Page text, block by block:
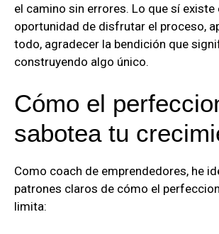
el camino sin errores. Lo que sí existe
oportunidad de disfrutar el proceso,
todo, agradecer la bendición que
construyendo algo único.
Cómo el
sabotea tu
Como coach de emprendedores, he
patrones claros de cómo el
limita: